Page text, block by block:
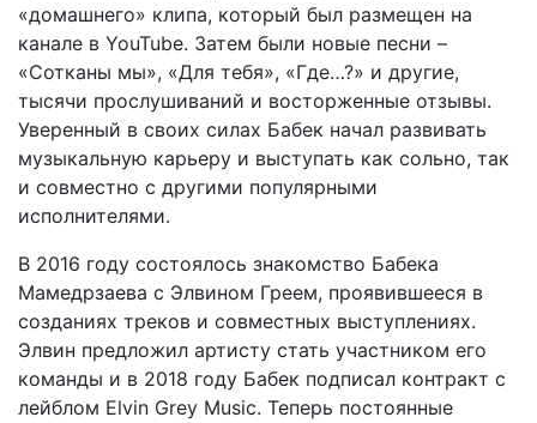
«домашнего» клипа, который был размещен на
канале в YouTube. Затем были новые песни –
«Сотканы мы», «Для тебя», «Где…?» и другие,
тысячи прослушиваний и восторженные отзывы.
Уверенный в своих силах Бабек начал развивать
музыкальную карьеру и выступать как сольно, так
и совместно с другими популярными
исполнителями.
В 2016 году состоялось знакомство Бабека
Мамедрзаева с Элвином Греем, проявившееся в
созданиях треков и совместных выступлениях.
Элвин предложил артисту стать участником его
команды и в 2018 году Бабек подписал контракт с
лейблом Elvin Grey Music. Теперь постоянные